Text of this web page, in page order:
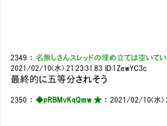
2349 ： 名無しさんスレッドの埋め立ては空いて
2021/02/10(水) 21:23:31.83 ID:1ZewYC3c
最終的に五等分されそう
2350 ：◆pRBMvKqQmw ★：2021/02/10(水)